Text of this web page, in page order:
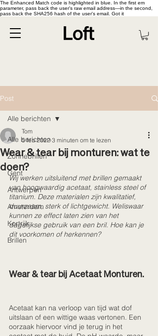
The Enhanced Match code is highlighted in blue. In the first em
parameter, pass back the user's raw email address—in the second,
pass back the SHA256 hash of the user's email. Got it
Post
Alle berichten
Zonnebrillen
Gent
Antwerpen
Amsterdam
Kortrijk
Brillen
Alle berichten
Wear & tear bij monturen: wat te
doen?
Tom
5 feb 2022 3 minuten om te lezen
Wij werken uitsluitend met brillen gemaakt
van hoogwaardig acetaat, stainless steel of
titanium. Deze materialen zijn kwalitatief,
duurzaam, sterk of lichtgewicht. Weliswaar
kunnen ze effect laten zien van het
dagelijkse gebruik van een bril. Hoe kan je
dit voorkomen of herkennen?
Wear & tear bij Acetaat Monturen.
Acetaat kan na verloop van tijd wat dof
uitslaan of een wittige waas vertonen. Een
oorzaak hiervoor vind je terug in het